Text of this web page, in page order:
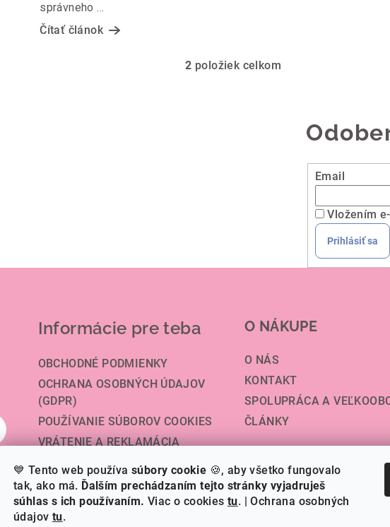
💙 Tento web používa súbory cookie 🍪, aby všetko fungovalo
tak, ako má. Ďalším prechádzaním tejto stránky vyjadruješ
súhlas s ich používaním. Viac o cookies tu. | Ochrana osobných
údajov tu.
správneho ...
Čítať článok
O
r
u
2 položiek celkom
Email
Vložením
Prihlásiť sa
Informácie pre teba
OBCHODNÉ PODMIENKY
OCHRANA OSOBNÝCH ÚDAJOV
(GDPR)
POUŽÍVANIE SÚBOROV COOKIES
VRÁTENIE A REKLAMÁCIA
DOPRAVA A PLATBA
HODNOTENIE OBCHODU
O NÁKUPE
O NÁS
KONTAKT
SPOLUPRÁCA A
ČLÁNKY